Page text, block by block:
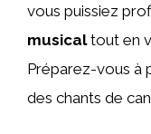
vous puissiez
musicaltout en
Préparez-vous à
des chants de